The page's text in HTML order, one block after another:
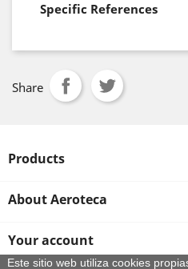
Specific References
Share
Products
About Aeroteca
Your account
Este sitio web utiliza cookies